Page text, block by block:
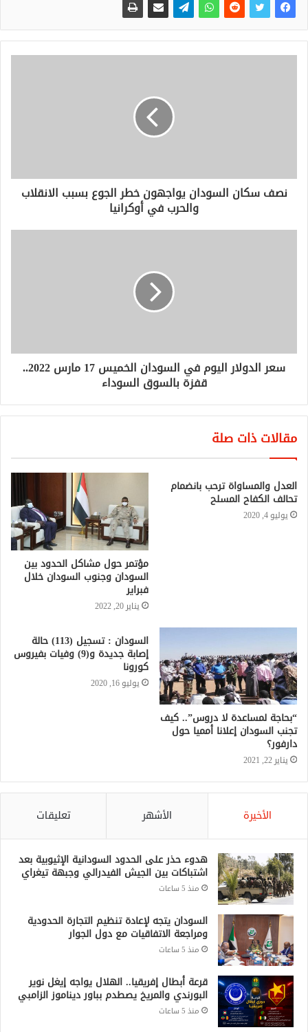
نصف سكان السودان يواجهون خطر الجوع بسبب الانقلاب
والحرب في أوكرانيا
سعر الدولار اليوم في السودان الخميس 17 مارس 2022..
قفزة بالسوق السوداء
مقالات ذات صلة
العدل والمساواة ترحب بانضمام
تحالف الكفاح المسلح
يوليو 4, 2020
مؤتمر حول مشاكل الحدود بين
السودان وجنوب السودان خلال
فبراير
يناير 20, 2022
“بحاجة لمساعدة لا دروس”.. كيف
تجنب السودان إعلانا أمميا حول
دارفور؟
يناير 22, 2021
السودان : تسجيل (113) حالة
إصابة جديدة و(9) وفيات بفيروس
كورونا
يوليو 16, 2020
الأخيرة الأشهر تعليقات
هدوء حذر على الحدود السودانية الإثيوبية بعد
اشتباكات بين الجيش الفيدرالي وجبهة تيغراي
منذ 5 ساعات
السودان يتجه لإعادة تنظيم التجارة الحدودية
ومراجعة الاتفاقيات مع دول الجوار
منذ 5 ساعات
قرعة أبطال إفريقيا.. الهلال يواجه إيغل نوير
البورندي والمريخ يصطدم بباور ديناموز الزامبي
منذ 5 ساعات